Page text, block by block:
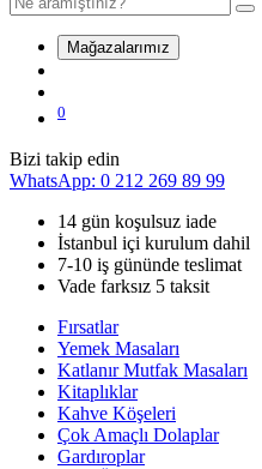
Mağazalarımız
0
Bizi takip edin
WhatsApp: 0 212 269 89 99
14 gün koşulsuz iade
İstanbul içi kurulum dahil
7-10 iş gününde teslimat
Vade farksız 5 taksit
Fırsatlar
Yemek Masaları
Katlanır Mutfak Masaları
Kitaplıklar
Kahve Köşeleri
Çok Amaçlı Dolaplar
Gardıroplar